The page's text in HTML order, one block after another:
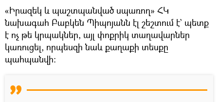
«Իրազեկ և պաշտպանված սպառող» ՀԿ
նախագահ Բաբկեն Պիպոյանն էլ շեշտում է` պետք
է ոչ թե կրպակներ, այլ փոքրիկ տաղավարներ
կառուցել, որպեսզի նաև քաղաքի տեսքը
պահպանվի։